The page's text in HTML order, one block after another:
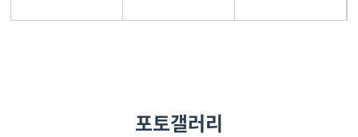
포토갤러리